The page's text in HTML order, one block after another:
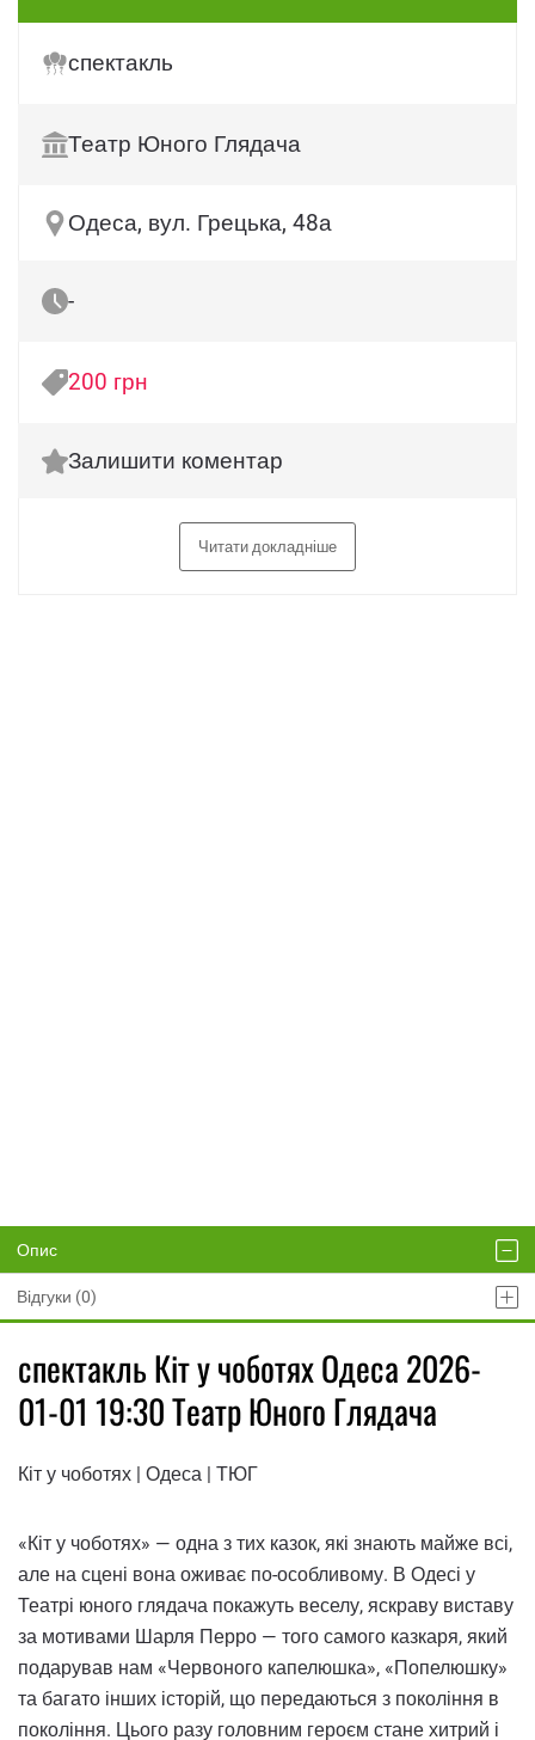
спектакль
Театр Юного Глядача
Одеса, вул. Грецька, 48а
-
200 грн
Залишити коментар
Читати докладніше
Опис
Відгуки (0)
спектакль Кіт у чоботях Одеса 2026-
01-01 19:30 Театр Юного Глядача
Кіт у чоботях | Одеса | ТЮГ
«Кіт у чоботях» — одна з тих казок, які знають майже всі,
але на сцені вона оживає по-особливому. В Одесі у
Театрі юного глядача покажуть веселу, яскраву виставу
за мотивами Шарля Перро — того самого казкаря, який
подарував нам «Червоного капелюшка», «Попелюшку»
та багато інших історій, що передаються з покоління в
покоління. Цього разу головним героєм стане хитрий і